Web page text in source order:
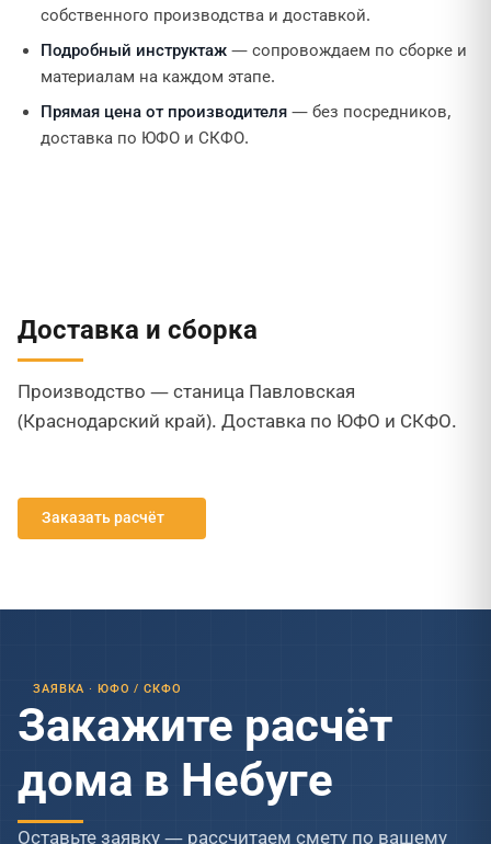
собственного производства и доставкой.
Подробный инструктаж — сопровождаем по сборке и
материалам на каждом этапе.
Прямая цена от производителя — без посредников,
доставка по ЮФО и СКФО.
Доставка и сборка
Производство — станица Павловская
(Краснодарский край). Доставка по ЮФО и СКФО.
Заказать расчёт
ЗАЯВКА · ЮФО / СКФО
Закажите расчёт
дома в Небуге
Оставьте заявку — рассчитаем смету по вашему